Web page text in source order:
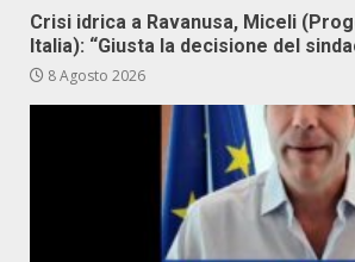
Crisi idrica a Ravanusa, Miceli
Italia): “Giusta la decisione del
8 Agosto 2026